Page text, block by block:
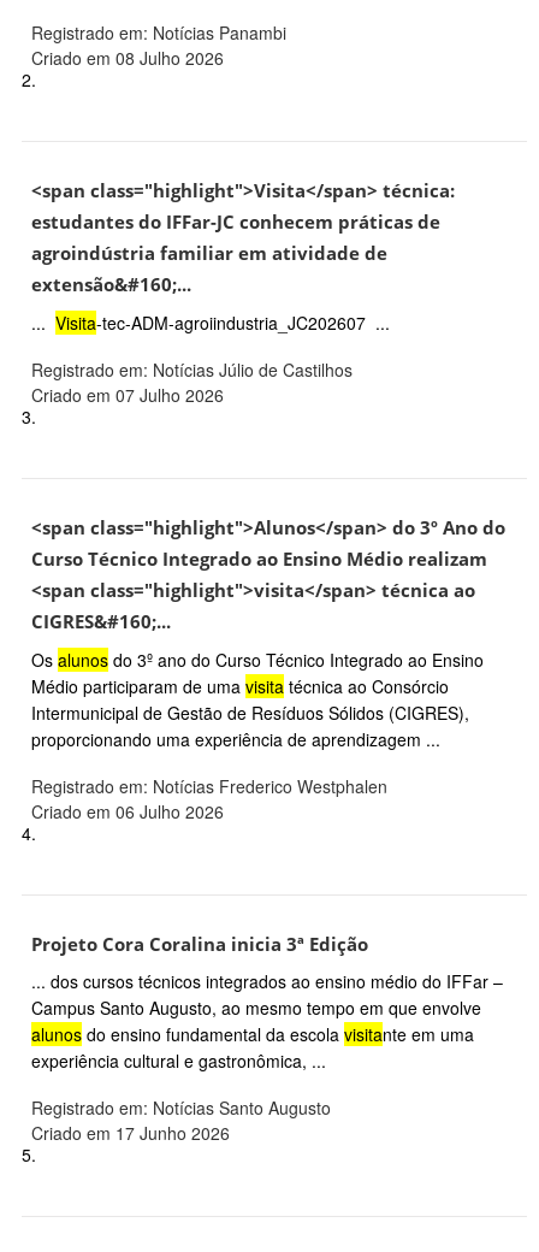
Registrado em: Notícias Panambi
Criado em 08 Julho 2026
2.
<span class="highlight">Visita</span> técnica:
estudantes do IFFar-JC conhecem práticas de
agroindústria familiar em atividade de
extensão&#160;...
... Visita-tec-ADM-agroiindustria_JC202607 ...
Registrado em: Notícias Júlio de Castilhos
Criado em 07 Julho 2026
3.
<span class="highlight">Alunos</span> do 3º Ano do
Curso Técnico Integrado ao Ensino Médio realizam
<span class="highlight">visita</span> técnica ao
CIGRES&#160;...
Os alunos do 3º ano do Curso Técnico Integrado ao Ensino
Médio participaram de uma visita técnica ao Consórcio
Intermunicipal de Gestão de Resíduos Sólidos (CIGRES),
proporcionando uma experiência de aprendizagem ...
Registrado em: Notícias Frederico Westphalen
Criado em 06 Julho 2026
4.
Projeto Cora Coralina inicia 3ª Edição
... dos cursos técnicos integrados ao ensino médio do IFFar –
Campus Santo Augusto, ao mesmo tempo em que envolve
alunos do ensino fundamental da escola visitante em uma
experiência cultural e gastronômica, ...
Registrado em: Notícias Santo Augusto
Criado em 17 Junho 2026
5.